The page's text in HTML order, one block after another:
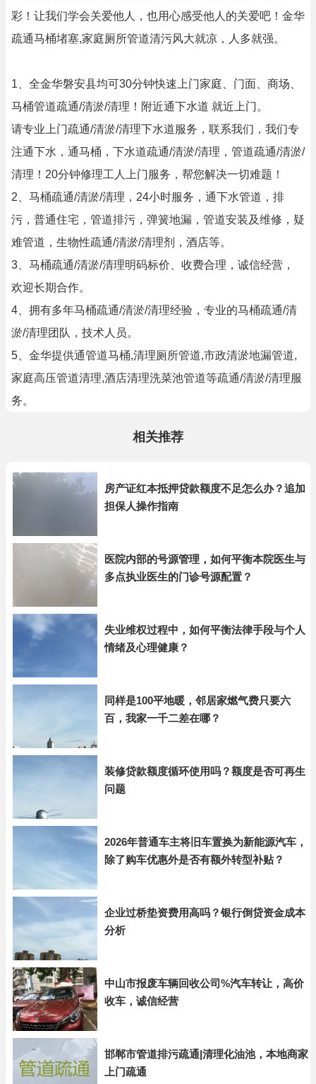
彩！让我们学会关爱他人，也用心感受他人的关爱吧！金华
疏通马桶堵塞,家庭厕所管道清污风大就凉，人多就强。
1、全金华磐安县均可30分钟快速上门家庭、门面、商场、
马桶管道疏通/清淤/清理！附近通下水道 就近上门。
请专业上门疏通/清淤/清理下水道服务，联系我们，我们专
注通下水，通马桶，下水道疏通/清淤/清理，管道疏通/清淤/
清理！20分钟修理工人上门服务，帮您解决一切难题！
2、马桶疏通/清淤/清理，24小时服务，通下水管道，排
污，普通住宅，管道排污，弹簧地漏，管道安装及维修，疑
难管道，生物性疏通/清淤/清理剂，酒店等。
3、马桶疏通/清淤/清理明码标价、收费合理，诚信经营，
欢迎长期合作。
4、拥有多年马桶疏通/清淤/清理经验，专业的马桶疏通/清
淤/清理团队，技术人员。
5、金华提供通管道马桶,清理厕所管道,市政清淤地漏管道,
家庭高压管道清理,酒店清理洗菜池管道等疏通/清淤/清理服
务。
相关推荐
房产证红本抵押贷款额度不足怎么办？追加
担保人操作指南
医院内部的号源管理，如何平衡本院医生与
多点执业医生的门诊号源配置？
失业维权过程中，如何平衡法律手段与个人
情绪及心理健康？
同样是100平地暖，邻居家燃气费只要六
百，我家一千二差在哪？
装修贷款额度循环使用吗？额度是否可再生
问题
2026年普通车主将旧车置换为新能源汽车，
除了购车优惠外是否有额外转型补贴？
企业过桥垫资费用高吗？银行倒贷资金成本
分析
中山市报废车辆回收公司%汽车转让，高价
收车，诚信经营
邯郸市管道排污疏通|清理化油池，本地商家
上门疏通